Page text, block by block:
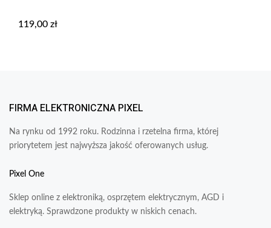
119,00 zł
FIRMA ELEKTRONICZNA PIXEL
Na rynku od 1992 roku. Rodzinna i rzetelna firma, której
priorytetem jest najwyższa jakość oferowanych usług.
Pixel One
Sklep online z elektroniką, osprzętem elektrycznym, AGD i
elektryką. Sprawdzone produkty w niskich cenach.